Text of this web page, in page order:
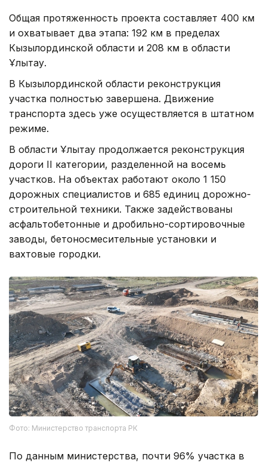
Общая протяженность проекта составляет 400 км
и охватывает два этапа: 192 км в пределах
Кызылординской области и 208 км в области
Ұлытау.
В Кызылординской области реконструкция
участка полностью завершена. Движение
транспорта здесь уже осуществляется в штатном
режиме.
В области Ұлытау продолжается реконструкция
дороги II категории, разделенной на восемь
участков. На объектах работают около 1 150
дорожных специалистов и 685 единиц дорожно-
строительной техники. Также задействованы
асфальтобетонные и дробильно-сортировочные
заводы, бетоносмесительные установки и
вахтовые городки.
Фото: Министерство транспорта РК
По данным министерства, почти 96% участка в